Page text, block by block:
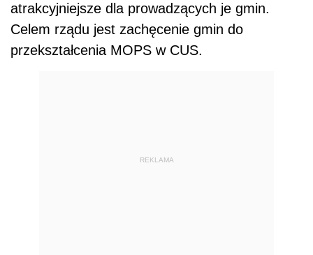
atrakcyjniejsze dla prowadzących je gmin.
Celem rządu jest zachęcenie gmin do
przekształcenia MOPS w CUS.
REKLAMA